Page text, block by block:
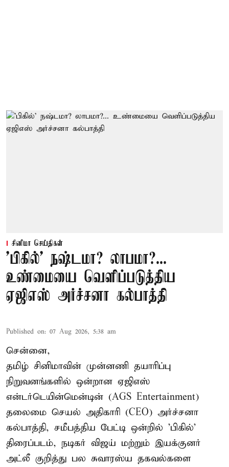
சினிமா செய்திகள்
'பிகில்' நஷ்டமா? லாபமா?...
உண்மையை வெளிப்படுத்திய
ஏஜிஎஸ் அர்ச்சனா கல்பாத்தி
Published on: 07 Aug 2026, 5:38 am
சென்னை,
தமிழ் சினிமாவின் முன்னணி தயாரிப்பு
நிறுவனங்களில் ஒன்றான ஏஜிஎஸ்
என்டர்டெயின்மென்டின் (AGS Entertainment)
தலைமை செயல் அதிகாரி (CEO) அர்ச்சனா
கல்பாத்தி, சமீபத்திய பேட்டி ஒன்றில் 'பிகில்'
திரைப்படம், நடிகர் விஜய் மற்றும் இயக்குனர்
அட்லீ குறித்து பல சுவாரஸ்ய தகவல்களை